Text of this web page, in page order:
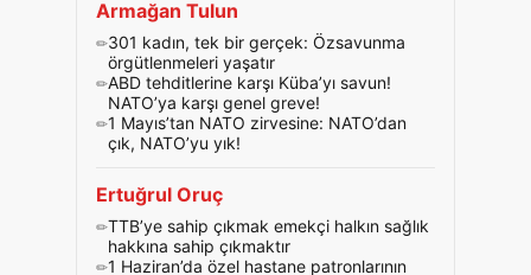
Armağan Tulun
301 kadın, tek bir gerçek: Özsavunma
örgütlenmeleri yaşatır
ABD tehditlerine karşı Küba’yı savun!
NATO’ya karşı genel greve!
1 Mayıs’tan NATO zirvesine: NATO’dan
çık, NATO’yu yık!
Ertuğrul Oruç
TTB’ye sahip çıkmak emekçi halkın sağlık
hakkına sahip çıkmaktır
1 Haziran’da özel hastane patronlarının